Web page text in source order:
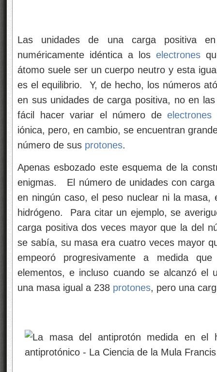
Las unidades de una carga positiva
numéricamente idéntica a los electrones
átomo suele ser un cuerpo neutro y esta
es el equilibrio. Y, de hecho, los números
en sus unidades de carga positiva, no en
fácil hacer variar el número deelectrones
iónica, pero, en cambio, se encuentran
número de sus protones.
Apenas esbozado este esquema de la
enigmas. El número de unidades con
en ningún caso, el peso nuclear ni la masa,
hidrógeno. Para citar un ejemplo, se
carga positiva dos veces mayor que la del
se sabía, su masa era cuatro veces mayor
empeoró progresivamente a medida
elementos, e incluso cuando se alcanzó el
una masa igual a 238 protones, pero una